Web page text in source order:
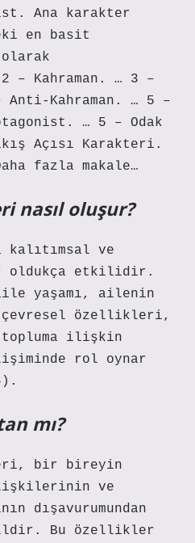
Ana karakter
en basit
– Kahraman. … 3 –
Kahraman. … 5 –
… 5 – Odak
Açısı Karakteri.
fazla makale…
nasıl oluşur?
kalıtımsal ve
oldukça etkilidir.
yaşamı, ailenin
çevresel özellikleri,
ilişkin
rol oynar
mı?
bir bireyin
ve
dışavurumundan
Bu özellikler